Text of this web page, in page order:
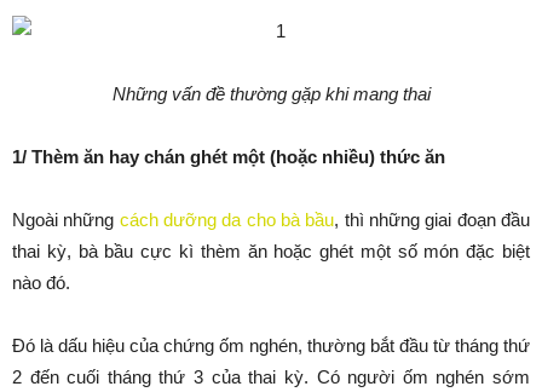
Những vấn đề thường gặp khi mang thai
1/ Thèm ăn hay chán ghét một (hoặc nhiều) thức ăn
Ngoài những cách dưỡng da cho bà bầu, thì những giai đoạn đầu
thai kỳ, bà bầu cực kì thèm ăn hoặc ghét một số món đặc biệt
nào đó.
Đó là dấu hiệu của chứng ốm nghén, thường bắt đầu từ tháng thứ
2 đến cuối tháng thứ 3 của thai kỳ. Có người ốm nghén sớm